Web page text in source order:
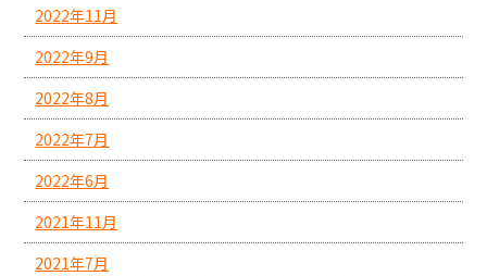
2022年11月
2022年9月
2022年8月
2022年7月
2022年6月
2021年11月
2021年7月